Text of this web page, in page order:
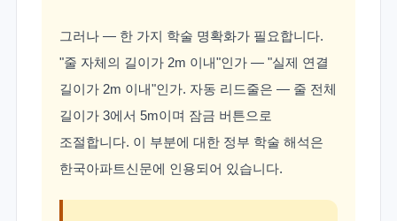
그러나 — 한 가지 학술 명확화가 필요합니다.
"줄 자체의 길이가 2m 이내"인가 — "실제 연결
길이가 2m 이내"인가. 자동 리드줄은 — 줄 전체
길이가 3에서 5m이며 잠금 버튼으로
조절합니다. 이 부분에 대한 정부 학술 해석은
한국아파트신문에 인용되어 있습니다.